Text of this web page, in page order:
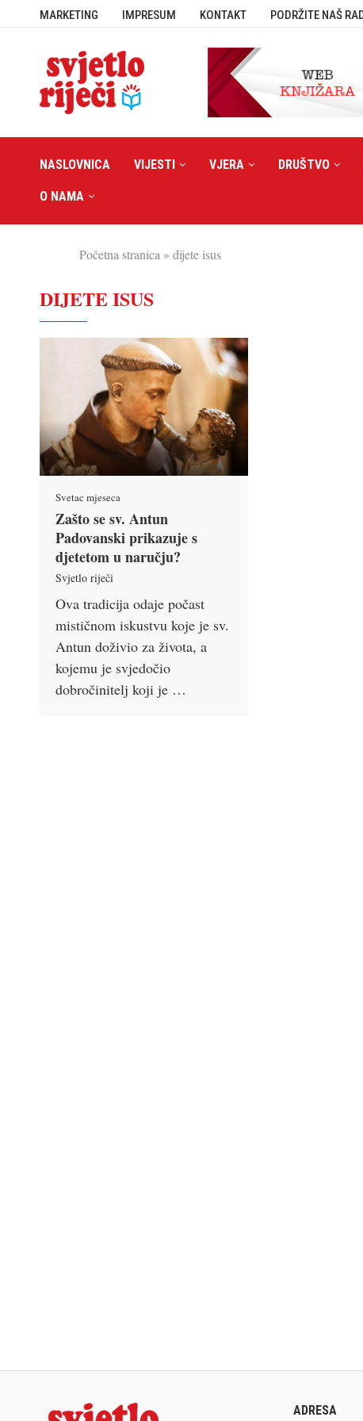
MARKETING IMPRESUM KONTAKT PODRŽITE NAŠ
NASLOVNICA VIJESTI VJERA DRUŠTVO
O NAMA
Početna stranica » dijete isus
DIJETE ISUS
Svetac mjeseca
Zašto se sv. Antun
Padovanski prikazuje s
djetetom u naručju?
Svjetlo riječi
Ova tradicija odaje počast
mističnom iskustvu koje je sv.
Antun doživio za života, a
kojemu je svjedočio
dobročinitelj koji je …
ADRESA